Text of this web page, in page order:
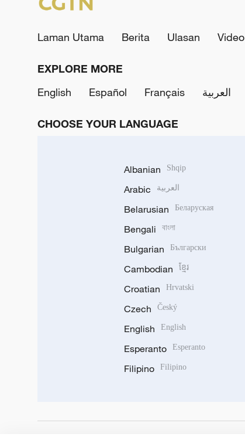
Laman Utama Berita Ulasan Video
EXPLORE MORE
English
Español Français العربية
CHOOSE YOUR LANGUAGE
Albanian Shqip
Arabic العربية
Belarusian Беларуская
Bengali বাংলা
Bulgarian Български
Cambodian ខ្មែរ
Croatian Hrvatski
Czech Český
English English
Esperanto Esperanto
Filipino Filipino